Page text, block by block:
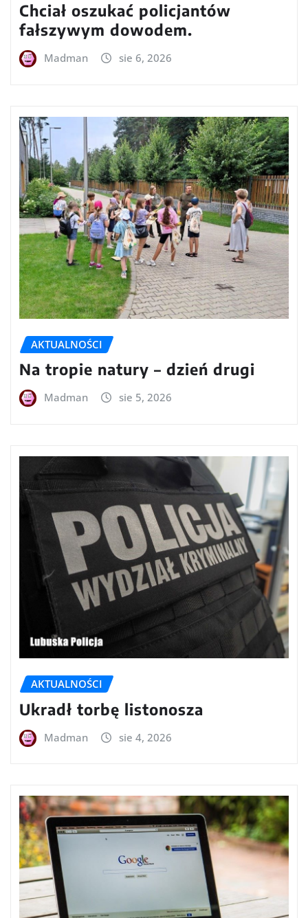
Chciał oszukać policjantów
fałszywym dowodem.
Madman sie 6, 2026
AKTUALNOŚCI
Na tropie natury – dzień drugi
Madman sie 5, 2026
AKTUALNOŚCI
Ukradł torbę listonosza
Madman sie 4, 2026